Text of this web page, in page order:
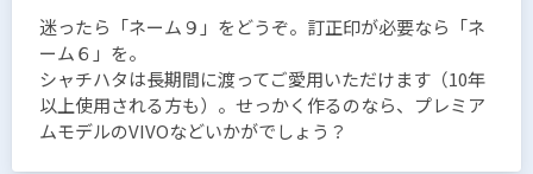
迷ったら「ネーム９」をどうぞ。訂正印が必要なら「ネ
ーム６」を。
シャチハタは長期間に渡ってご愛用いただけます（10年
以上使用される方も）。せっかく作るのなら、プレミア
ムモデルのVIVOなどいかがでしょう？